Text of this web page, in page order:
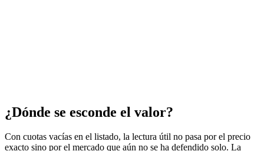
¿Dónde se esconde el valor?
Con cuotas vacías en el listado, la lectura útil no pasa por el precio
exacto sino por el mercado que aún no se ha defendido solo. La